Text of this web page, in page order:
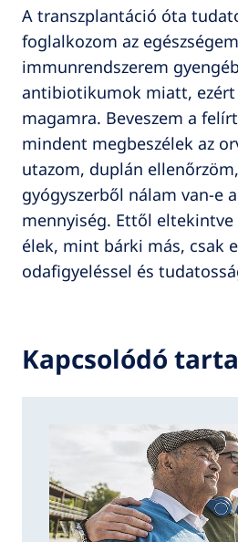
A transzplantáció óta
foglalkozom az
immunrendszerem
antibiotikumok miatt, ezért
magamra. Beveszem a
mindent megbeszélek az
utazom, duplán
gyógyszerből nálam van-e
mennyiség. Ettől
élek, mint bárki más, csak
odafigyeléssel és
Kapcsolódó